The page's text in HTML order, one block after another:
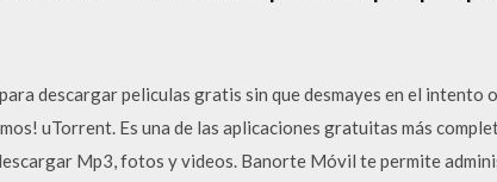
descargar peliculas gratis sin que desmayes en el intento
uTorrent. Es una de las aplicaciones gratuitas más
Mp3, fotos y videos. Banorte Móvil te permite